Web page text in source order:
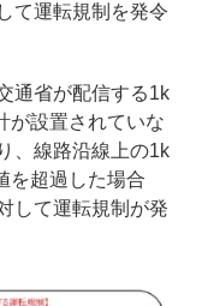
て運転規制を発令
通省が配信する1k
が設置されていな
、線路沿線上の1k
を超過した場合
して運転規制が発